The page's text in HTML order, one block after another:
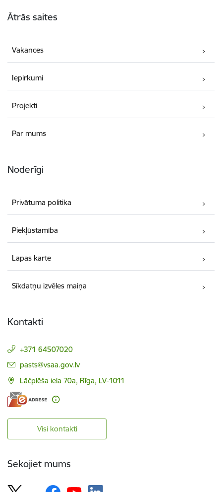
Ātrās saites
Vakances
Iepirkumi
Projekti
Par mums
Noderīgi
Privātuma politika
Piekļūstamība
Lapas karte
Sīkdatņu izvēles maiņa
Kontakti
+371 64507020
E-pasts:
pasts@vsaa.gov.lv
Lāčplēša iela 70a, Rīga, LV-1011
Visi kontakti
Sekojiet mums